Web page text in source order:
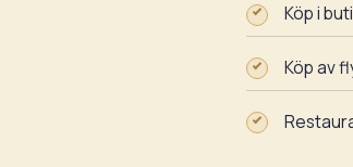
Köp i
Köp av